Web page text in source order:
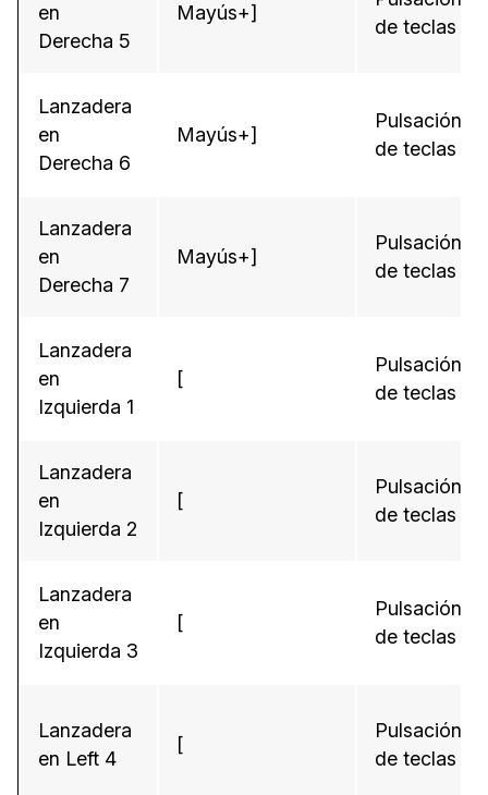
en
Derecha 5
Mayús+]
de teclas
Lanzadera
en
Derecha 6
Mayús+]
Pulsación
de teclas
Lanzadera
en
Derecha 7
Mayús+]
Pulsación
de teclas
Lanzadera
en
Izquierda 1
[
Pulsación
de teclas
Lanzadera
en
Izquierda 2
[
Pulsación
de teclas
Lanzadera
en
Izquierda 3
[
Pulsación
de teclas
Lanzadera
en Left 4
[
Pulsación
de teclas